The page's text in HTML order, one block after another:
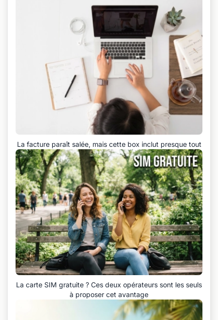
La facture paraît salée, mais cette box inclut presque tout
La carte SIM gratuite ? Ces deux opérateurs sont les seuls
à proposer cet avantage